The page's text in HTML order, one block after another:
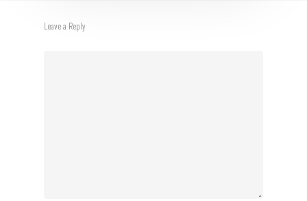
Leave a Reply